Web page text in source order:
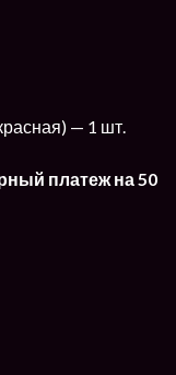
— 1 шт.
платеж на 50